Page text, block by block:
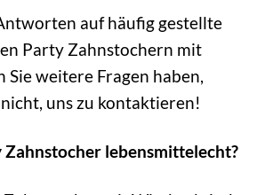
auf häufig gestellte
Party Zahnstochern mit
Sie weitere Fragen haben,
uns zu kontaktieren!
Zahnstocher lebensmittelecht?